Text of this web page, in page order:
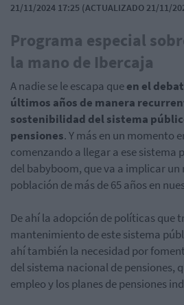
21/11/2024 17:25 (ACTUALIZADO 21/11/
Programa especial
la mano de Ibercaja
A nadie se le escapa queen el
últimos años de manera
sostenibilidad del sistema
pensiones. Y más en un momento
comenzando a llegar a ese sistema
del babyboom, que va a implicar
población de más de 65 años en
De ahí la adopción de políticas que
mantenimiento de este sistema
ahí también la necesidad por
del sistema nacional de pensiones,
empleo y los planes de pensiones